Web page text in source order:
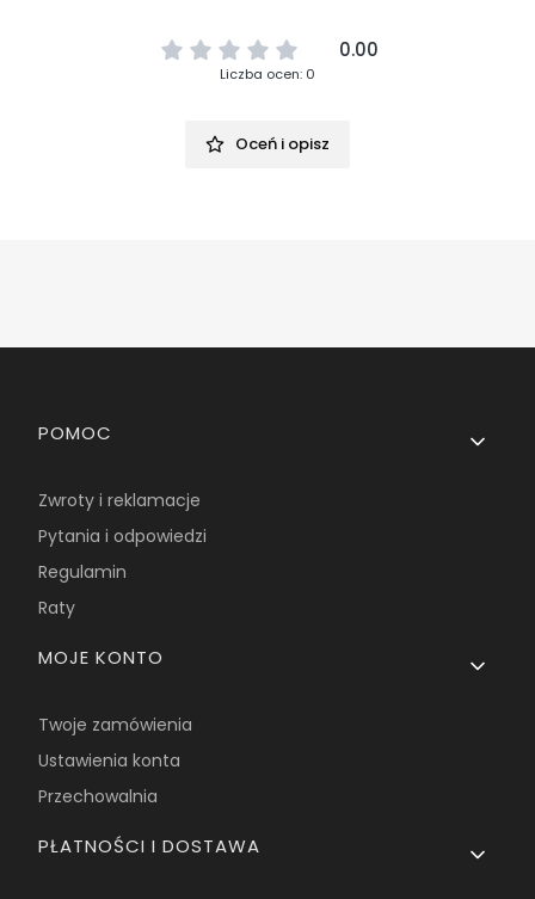
0.00
Liczba ocen: 0
Oceń i opisz
Linki w stopce
POMOC
Zwroty i reklamacje
Pytania i odpowiedzi
Regulamin
Raty
MOJE KONTO
Twoje zamówienia
Ustawienia konta
Przechowalnia
PŁATNOŚCI I DOSTAWA